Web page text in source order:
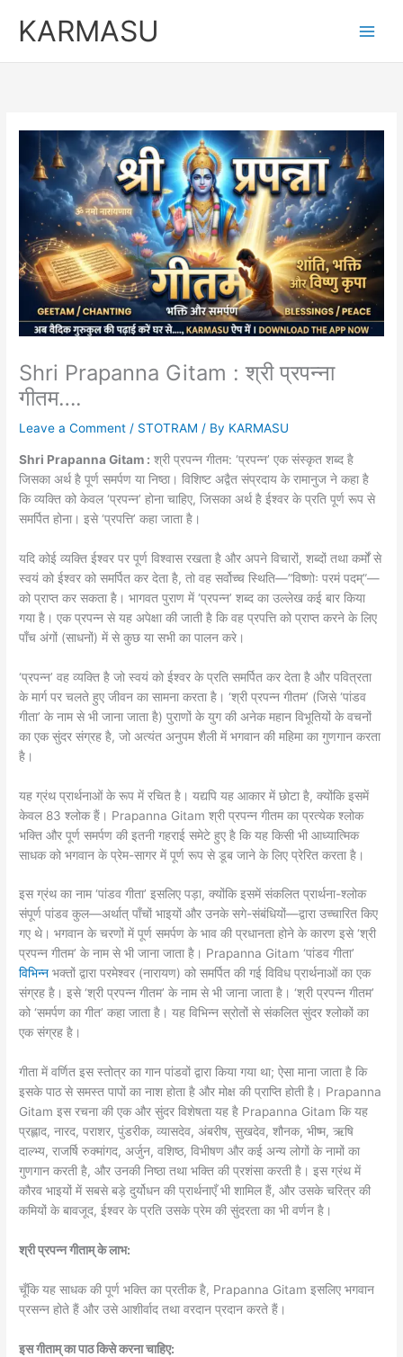
KARMASU
Shri Prapanna Gitam : श्री प्रपन्ना
गीतम….
Leave a Comment / STOTRAM / By KARMASU
Shri Prapanna Gitam : श्री प्रपन्न गीतम: ‘प्रपन्न’ एक संस्कृत शब्द है
जिसका अर्थ है पूर्ण समर्पण या निष्ठा। विशिष्ट अद्वैत संप्रदाय के रामानुज ने कहा है
कि व्यक्ति को केवल ‘प्रपन्न’ होना चाहिए, जिसका अर्थ है ईश्वर के प्रति पूर्ण रूप से
समर्पित होना। इसे ‘प्रपत्ति’ कहा जाता है।
यदि कोई व्यक्ति ईश्वर पर पूर्ण विश्वास रखता है और अपने विचारों, शब्दों तथा कर्मों से
स्वयं को ईश्वर को समर्पित कर देता है, तो वह सर्वोच्च स्थिति—”विष्णोः परमं पदम्”—
को प्राप्त कर सकता है। भागवत पुराण में ‘प्रपन्न’ शब्द का उल्लेख कई बार किया
गया है। एक प्रपन्न से यह अपेक्षा की जाती है कि वह प्रपत्ति को प्राप्त करने के लिए
पाँच अंगों (साधनों) में से कुछ या सभी का पालन करे।
‘प्रपन्न’ वह व्यक्ति है जो स्वयं को ईश्वर के प्रति समर्पित कर देता है और पवित्रता
के मार्ग पर चलते हुए जीवन का सामना करता है। ‘श्री प्रपन्न गीतम’ (जिसे ‘पांडव
गीता’ के नाम से भी जाना जाता है) पुराणों के युग की अनेक महान विभूतियों के वचनों
का एक सुंदर संग्रह है, जो अत्यंत अनुपम शैली में भगवान की महिमा का गुणगान करता
है।
यह ग्रंथ प्रार्थनाओं के रूप में रचित है। यद्यपि यह आकार में छोटा है, क्योंकि इसमें
केवल 83 श्लोक हैं। Prapanna Gitam श्री प्रपन्न गीतम का प्रत्येक श्लोक
भक्ति और पूर्ण समर्पण की इतनी गहराई समेटे हुए है कि यह किसी भी आध्यात्मिक
साधक को भगवान के प्रेम-सागर में पूर्ण रूप से डूब जाने के लिए प्रेरित करता है।
इस ग्रंथ का नाम ‘पांडव गीता’ इसलिए पड़ा, क्योंकि इसमें संकलित प्रार्थना-श्लोक
संपूर्ण पांडव कुल—अर्थात् पाँचों भाइयों और उनके सगे-संबंधियों—द्वारा उच्चारित किए
गए थे। भगवान के चरणों में पूर्ण समर्पण के भाव की प्रधानता होने के कारण इसे ‘श्री
प्रपन्न गीतम’ के नाम से भी जाना जाता है। Prapanna Gitam ‘पांडव गीता’
विभिन्नभक्तों द्वारा परमेश्वर (नारायण) को समर्पित की गई विविध प्रार्थनाओं का एक
संग्रह है। इसे ‘श्री प्रपन्न गीतम’ के नाम से भी जाना जाता है। ‘श्री प्रपन्न गीतम’
को ‘समर्पण का गीत’ कहा जाता है। यह विभिन्न स्रोतों से संकलित सुंदर श्लोकों का
एक संग्रह है।
गीता में वर्णित इस स्तोत्र का गान पांडवों द्वारा किया गया था; ऐसा माना जाता है कि
इसके पाठ से समस्त पापों का नाश होता है और मोक्ष की प्राप्ति होती है। Prapanna
Gitam इस रचना की एक और सुंदर विशेषता यह है Prapanna Gitam कि यह
प्रह्लाद, नारद, पराशर, पुंडरीक, व्यासदेव, अंबरीष, सुखदेव, शौनक, भीष्म, ऋषि
दाल्भ्य, राजर्षि रुक्मांगद, अर्जुन, वशिष्ठ, विभीषण और कई अन्य लोगों के नामों का
गुणगान करती है, और उनकी निष्ठा तथा भक्ति की प्रशंसा करती है। इस ग्रंथ में
कौरव भाइयों में सबसे बड़े दुर्योधन की प्रार्थनाएँ भी शामिल हैं, और उसके चरित्र की
कमियों के बावजूद, ईश्वर के प्रति उसके प्रेम की सुंदरता का भी वर्णन है।
श्री प्रपन्न गीताम् के लाभ:
चूँकि यह साधक की पूर्ण भक्ति का प्रतीक है, Prapanna Gitam इसलिए भगवान
प्रसन्न होते हैं और उसे आशीर्वाद तथा वरदान प्रदान करते हैं।
इस गीताम् का पाठ किसे करना चाहिए: